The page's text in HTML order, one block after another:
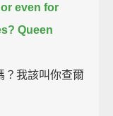
even for
Queen
？我該叫你查爾